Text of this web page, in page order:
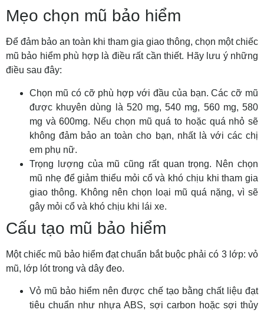
Mẹo chọn mũ bảo hiểm
Để đảm bảo an toàn khi tham gia giao thông, chọn một chiếc
mũ bảo hiểm phù hợp là điều rất cần thiết. Hãy lưu ý những
điều sau đây:
Chọn mũ có cỡ phù hợp với đầu của bạn. Các cỡ mũ
được khuyên dùng là 520 mg, 540 mg, 560 mg, 580
mg và 600mg. Nếu chọn mũ quá to hoặc quá nhỏ sẽ
không đảm bảo an toàn cho bạn, nhất là với các chị
em phụ nữ.
Trọng lượng của mũ cũng rất quan trọng. Nên chọn
mũ nhẹ để giảm thiểu mỏi cổ và khó chịu khi tham gia
giao thông. Không nên chọn loại mũ quá nặng, vì sẽ
gây mỏi cổ và khó chịu khi lái xe.
Cấu tạo mũ bảo hiểm
Một chiếc mũ bảo hiểm đạt chuẩn bắt buộc phải có 3 lớp: vỏ
mũ, lớp lót trong và dây đeo.
Vỏ mũ bảo hiểm nên được chế tạo bằng chất liệu đạt
tiêu chuẩn như nhựa ABS, sợi carbon hoặc sợi thủy